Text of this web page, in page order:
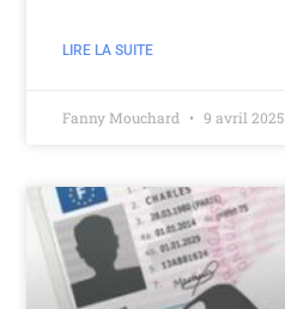
LIRE LA SUITE
Fanny Mouchard 9 avril 2025